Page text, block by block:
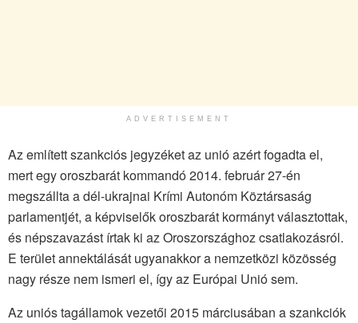
ADVERTISEMENT
Az említett szankciós jegyzéket az unió azért fogadta el,
mert egy oroszbarát kommandó 2014. február 27-én
megszállta a dél-ukrajnai Krími Autonóm Köztársaság
parlamentjét, a képviselők oroszbarát kormányt választottak,
és népszavazást írtak ki az Oroszországhoz csatlakozásról.
E terület annektálását ugyanakkor a nemzetközi közösség
nagy része nem ismeri el, így az Európai Unió sem.
Az uniós tagállamok vezetői 2015 márciusában a szankciók